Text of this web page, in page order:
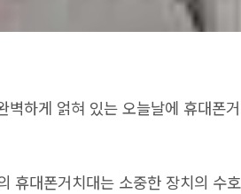
벽하게 얽혀 있는 오늘날에 휴대폰
휴대폰거치대는 소중한 장치의 수